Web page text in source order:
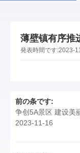
薄壁镇有序推
発表時間です:2023-
前の条です:
争创5A景区 建设美
2023-11-16